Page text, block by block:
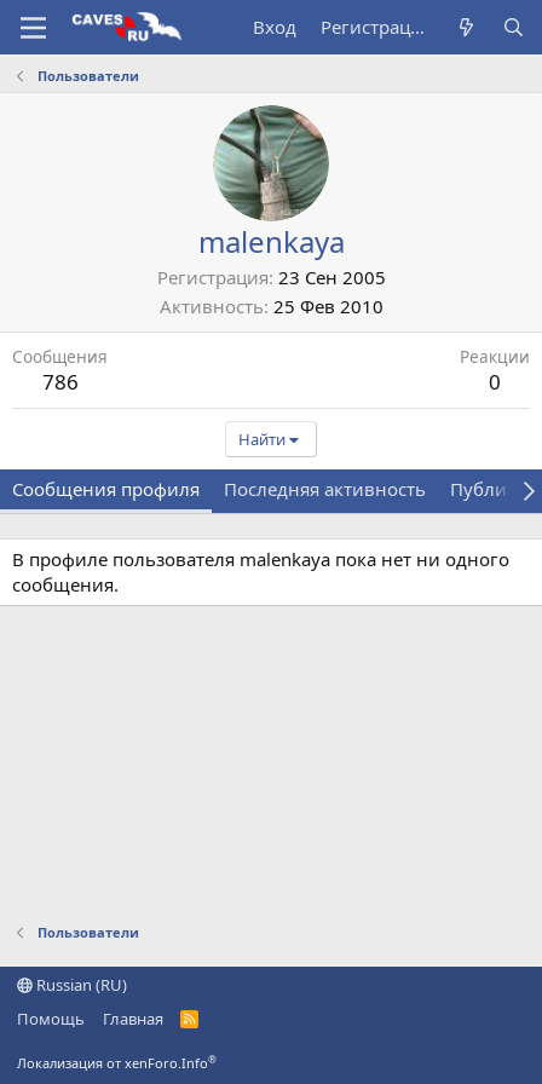
Вход Регистрация
Пользователи
malenkaya
Регистрация 23 Сен 2005
Активность 25 Фев 2010
Сообщения
786
Реакции
0
Найти
Сообщения профиля Последняя активность
В профиле пользователя malenkaya пока нет ни одного
сообщения.
Пользователи
Russian (RU)
Помощь
Главная
R
Локализация от xenForo.Info®